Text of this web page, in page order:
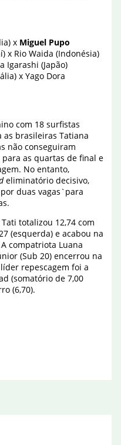
x Miguel Pupo
x Rio Waida (Indonésia)
Igarashi (Japão)
x Yago Dora
com 18 surfistas
brasileiras Tatiana
não conseguiram
as quartas de final e
No entanto,
eliminatório decisivo,
duas vagas`para
totalizou 12,74 com
(esquerda) e acabou na
compatriota Luana
(Sub 20) encerrou na
repescagem foi a
(somatório de 7,00
(6,70).